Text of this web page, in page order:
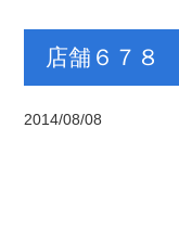
店舗６７８
2014/08/08